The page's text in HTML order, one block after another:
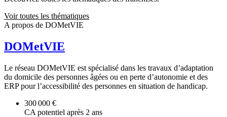
Voir toutes les thématiques
A propos de DOMetVIE
DOMetVIE
Le réseau DOMetVIE est spécialisé dans les travaux d’adaptation
du domicile des personnes âgées ou en perte d’autonomie et des
ERP pour l’accessibilité des personnes en situation de handicap.
300 000 €
CA potentiel après 2 ans